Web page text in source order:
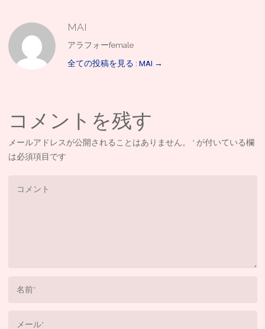
MAI
アラフォーfemale
全ての投稿を見る : MAI →
コメントを残す
メールアドレスが公開されることはありません。 * が付いている欄
は必須項目です